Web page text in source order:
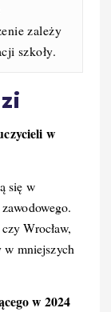
zależy
szkoły.
w
się w
Wrocław,
w mniejszych
w 2024